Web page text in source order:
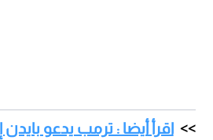
اقرأ أيضا : ترمب يدعو بايدن